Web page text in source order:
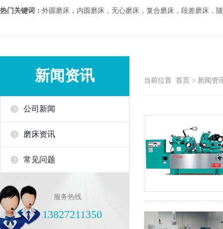
热门关键词： 外圆磨床，内圆磨床，无心磨床，复合磨床，段差磨床，
新闻资讯
公司新闻
磨床资讯
常见问题
服务热线
13827211350
当前位置 首页 > 新闻资